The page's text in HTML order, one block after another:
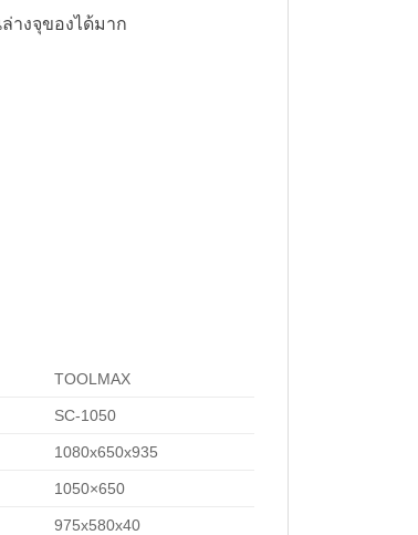
างจุของได้มาก
TOOLMAX
SC-1050
1080x650x935
1050×650
975x580x40